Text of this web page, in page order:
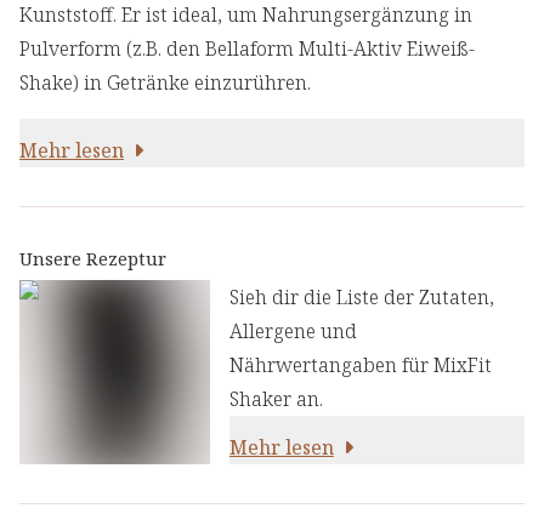
Kunststoff. Er ist ideal, um Nahrungsergänzung in
Pulverform (z.B. den Bellaform Multi-Aktiv Eiweiß-
Shake) in Getränke einzurühren.
Mehr lesen
Unsere Rezeptur
Sieh dir die Liste der Zutaten,
Allergene und
Nährwertangaben für MixFit
Shaker an.
Mehr lesen